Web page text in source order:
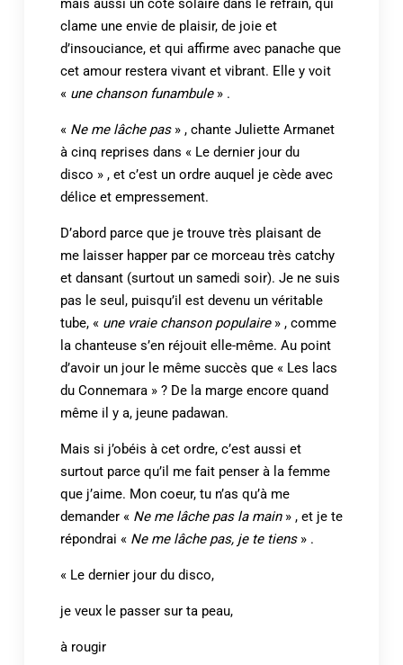
clame une envie de plaisir, de joie et
d’insouciance, et qui affirme avec panache que
cet amour restera vivant et vibrant. Elle y voit
« une chanson funambule» .
« Ne me lâche pas» , chante Juliette Armanet
à cinq reprises dans « Le dernier jour du
disco » , et c’est un ordre auquel je cède avec
délice et empressement.
D’abord parce que je trouve très plaisant de
me laisser happer par ce morceau très catchy
et dansant (surtout un samedi soir). Je ne suis
pas le seul, puisqu’il est devenu un véritable
tube, « une vraie chanson populaire» , comme
la chanteuse s’en réjouit elle-même. Au point
d’avoir un jour le même succès que « Les lacs
du Connemara » ? De la marge encore quand
même il y a, jeune padawan.
Mais si j’obéis à cet ordre, c’est aussi et
surtout parce qu’il me fait penser à la femme
que j’aime. Mon coeur, tu n’as qu’à me
demander « Ne me lâche pas la main» , et je te
répondrai « Ne me lâche pas, je te tiens» .
« Le dernier jour du disco,
je veux le passer sur ta peau,
à rougir